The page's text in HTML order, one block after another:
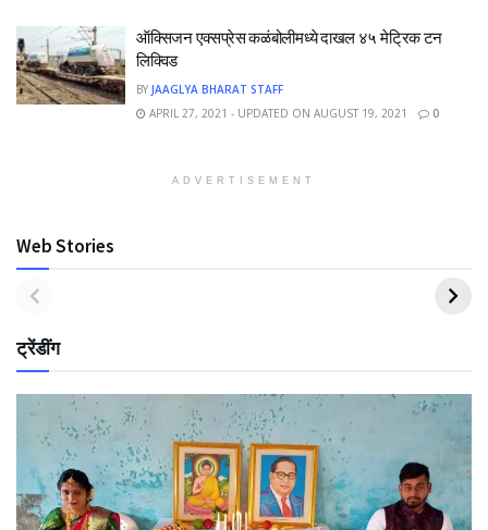
ऑक्सिजन एक्सप्रेस कळंबोलीमध्ये दाखल ४५ मेट्रिक टन
लिक्विड
BY JAAGLYA BHARAT STAFF
APRIL 27, 2021 - UPDATED ON AUGUST 19, 2021
0
ADVERTISEMENT
Web Stories
ट्रेंडींग